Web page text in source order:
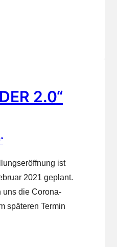
2.0“
ist
2021 geplant.
uns die Corona-
späteren Termin